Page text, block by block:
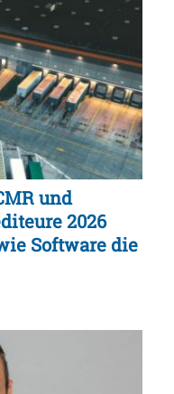
und
2026
Software die